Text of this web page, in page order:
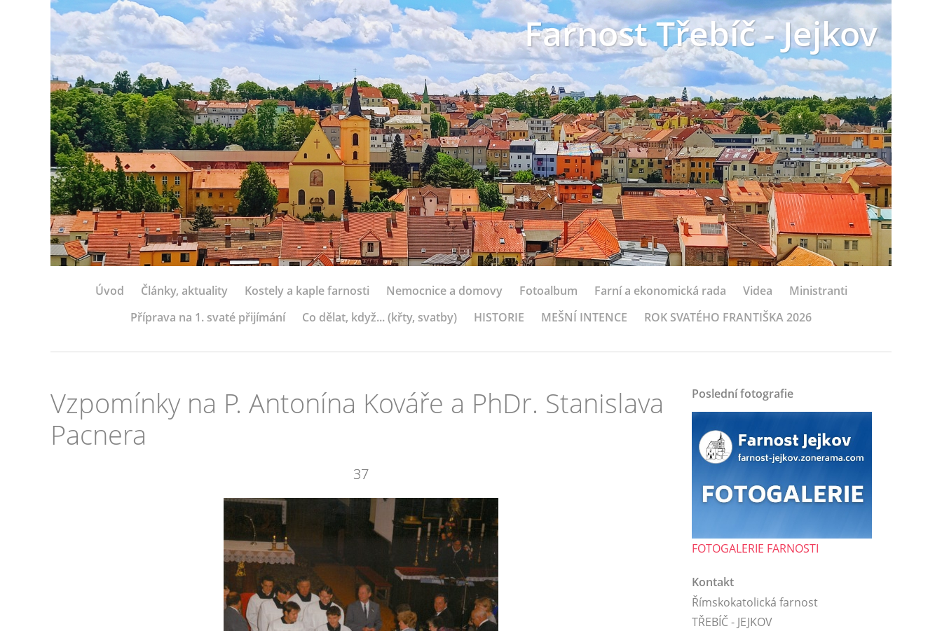
Farnost Třebíč - Jejkov
Úvod Články, aktuality Kostely a kaple farnosti Nemocnice a domovy Fotoalbum Farní a ekonomická rada Videa
Ministranti
Příprava na 1. svaté přijímání
Co dělat, když... (křty, svatby) HISTORIE MEŠNÍ INTENCE ROK SVATÉHO FRANTIŠKA 2026
Vzpomínky na P. Antonína Kováře a PhDr. Stanislava
Pacnera
37
Poslední fotografie
FOTOGALERIE FARNOSTI
Kontakt
Římskokatolická farnost
TŘEBÍČ - JEJKOV